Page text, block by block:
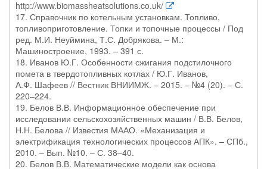
http://www.biomassheatsolutions.co.uk/
17. Справочник по котельным установкам. Топливо,
топливоприготовление. Топки и топочные процессы / Под
ред. М.И. Неуймина, Т.С. Добрякова. – М.:
Машиностроение, 1993. – 391 с.
18. Иванов Ю.Г. Особенности сжигания подстилочного
помета в твердотопливных котлах / Ю.Г. Иванов,
А.Ф. Шафеев // Вестник ВНИИМЖ. – 2015. – №4 (20). – С.
220–224.
19. Белов В.В. Информационное обеспечение при
исследовании сельскохозяйственных машин / В.В. Белов,
Н.Н. Белова // Известия МААО. «Механизация и
электрификация технологических процессов АПК». – СПб.,
2010. – Вып. №10. – С. 38–40.
20. Белов В.В. Математические модели как основа